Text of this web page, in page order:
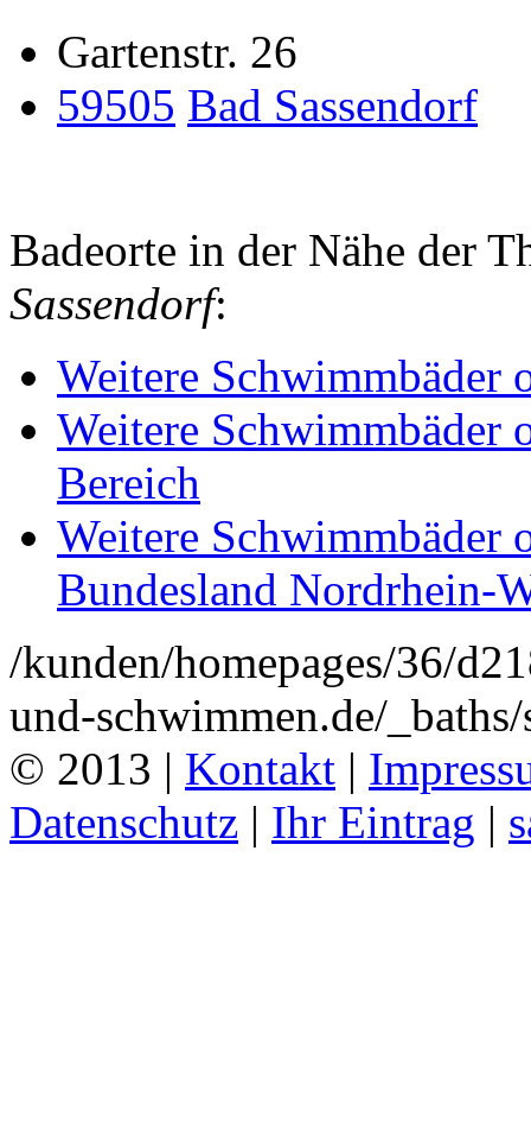
Gartenstr. 26
59505 Bad Sassendorf
Badeorte in der Nähe der
Sassendorf:
Weitere Schwimmbäder
Weitere Schwimmbäder
Bereich
Weitere Schwimmbäder
Bundesland Nordrhein-
/kunden/homepages/36/
und-schwimmen.de/
© 2013 | Kontakt |
Datenschutz | Ihr Eintrag |